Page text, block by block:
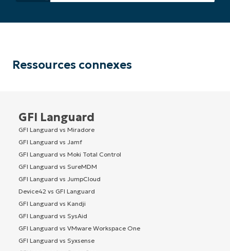
Ressources connexes
GFI Languard
GFI Languard vs Miradore
GFI Languard vs Jamf
GFI Languard vs Moki Total Control
GFI Languard vs SureMDM
GFI Languard vs JumpCloud
Device42 vs GFI Languard
GFI Languard vs Kandji
GFI Languard vs SysAid
GFI Languard vs VMware Workspace One
GFI Languard vs Syxsense